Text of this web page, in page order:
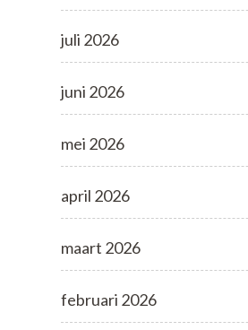
juli 2026
juni 2026
mei 2026
april 2026
maart 2026
februari 2026